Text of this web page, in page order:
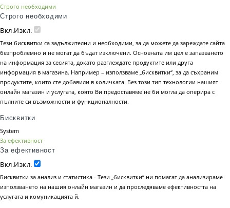
Строго необходими
Строго необходими
Вкл.Изкл.
Тези бисквитки са задължителни и необходими, за да можете да зареждате сайта
безпроблемно и не могат да бъдат изключени. Основната им цел е запазването
на информация за сесията, докато разглеждате продуктите или друга
информация в магазина. Например – използваме „бисквитки“, за да съхраним
продуктите, които сте добавили в количката. Без този тип технологии нашият
онлайн магазин и услугата, която Ви предоставяме не би могла да оперира с
пълните си възможности и функционалности.
Бисквитки
System
За ефективност
За ефективност
Вкл.Изкл.
Бисквитки за анализ и статистика - Тези „бисквитки“ ни помагат да анализираме
използването на нашия онлайн магазин и да проследяваме ефективността на
услугата и комуникацията й.